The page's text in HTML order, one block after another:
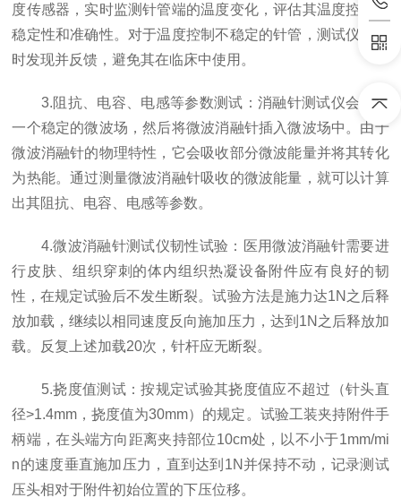
度传感器，实时监测针管端的温度变化，评估其温度控制的
稳定性和准确性。对于温度控制不稳定的针管，测试仪能及
时发现并反馈，避免其在临床中使用。
3.阻抗、电容、电感等参数测试：消融针测试仪会产生
一个稳定的微波场，然后将微波消融针插入微波场中。由于
微波消融针的物理特性，它会吸收部分微波能量并将其转化
为热能。通过测量微波消融针吸收的微波能量，就可以计算
出其阻抗、电容、电感等参数。
4.微波消融针测试仪韧性试验：医用微波消融针需要进
行皮肤、组织穿刺的体内组织热凝设备附件应有良好的韧
性，在规定试验后不发生断裂。试验方法是施力达1N之后释
放加载，继续以相同速度反向施加压力，达到1N之后释放加
载。反复上述加载20次，针杆应无断裂。
5.挠度值测试：按规定试验其挠度值应不超过（针头直
径>1.4mm，挠度值为30mm）的规定。试验工装夹持附件手
柄端，在头端方向距离夹持部位10cm处，以不小于1mm/mi
n的速度垂直施加压力，直到达到1N并保持不动，记录测试
压头相对于附件初始位置的下压位移。